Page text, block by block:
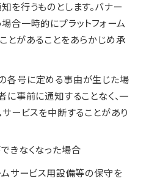
を行うものとします。バナー
合一時的にプラットフォーム
とがあることをあらかじめ承
各号に定める事由が生じた場
に事前に通知することなく、一
サービスを中断することがあり
きなくなった場合
サービス用設備等の保守を